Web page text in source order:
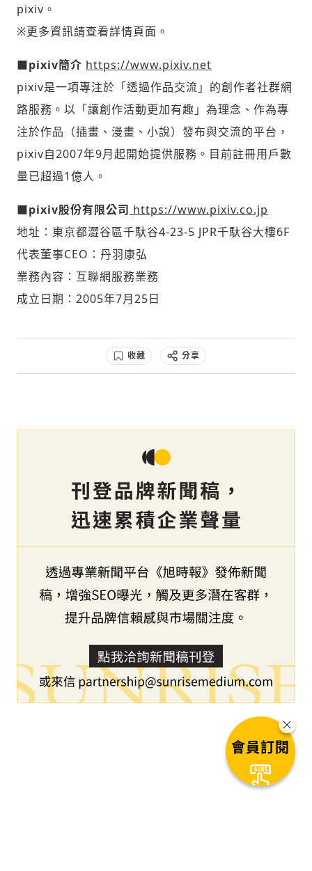
pixiv。
※更多資訊請查看詳情頁面。
■pixiv簡介 https://www.pixiv.net
pixiv是一項專注於「透過作品交流」的創作者社群網
路服務。以「讓創作活動更加有趣」為理念、作為專
注於作品（插畫、漫畫、小說）發布與交流的平台，
pixiv自2007年9月起開始提供服務。目前註冊用戶數
量已超過1億人。
■pixiv股份有限公司 https://www.pixiv.co.jp
地址：東京都澀谷區千馱谷4-23-5 JPR千馱谷大樓6F
代表董事CEO：丹羽康弘
業務內容：互聯網服務業務
成立日期：2005年7月25日
收藏 分享
會員訂閱